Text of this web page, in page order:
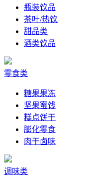
瓶装饮品
茶叶/热饮
甜品类
酒类饮品
零食类
糖果果冻
坚果蜜饯
糕点饼干
膨化零食
肉干卤味
调味类